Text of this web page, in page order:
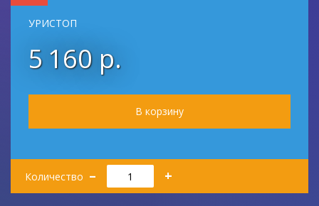
УРИСТОП
5 160 р.
Количество
Количество
– +